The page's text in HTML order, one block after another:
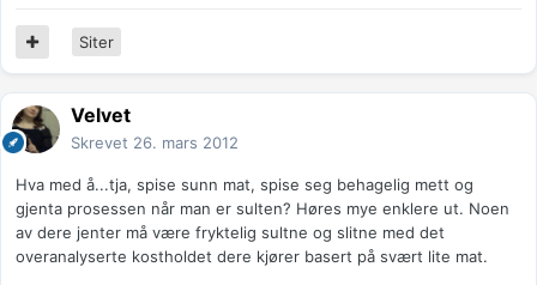
Siter
Velvet
Skrevet 26. mars 2012
Hva med å...tja, spise sunn mat, spise seg behagelig mett og
gjenta prosessen når man er sulten? Høres mye enklere ut. Noen
av dere jenter må være fryktelig sultne og slitne med det
overanalyserte kostholdet dere kjører basert på svært lite mat.